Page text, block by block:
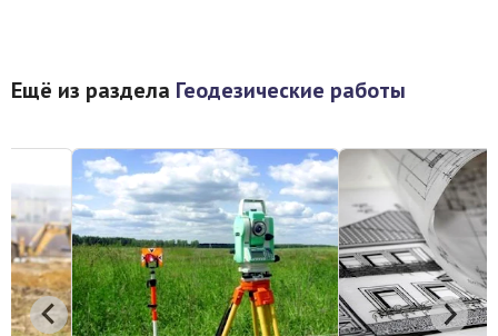
Ещё из раздела Геодезические работы